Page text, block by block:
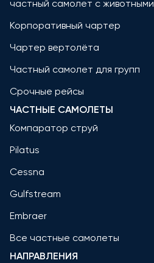
частный самолет с животными
Корпоративный чартер
Чартер вертолёта
Частный самолет для групп
Срочные рейсы
ЧАСТНЫЕ САМОЛЕТЫ
Компаратор струй
Pilatus
Cessna
Gulfstream
Embraer
Все частные самолеты
НАПРАВЛЕНИЯ